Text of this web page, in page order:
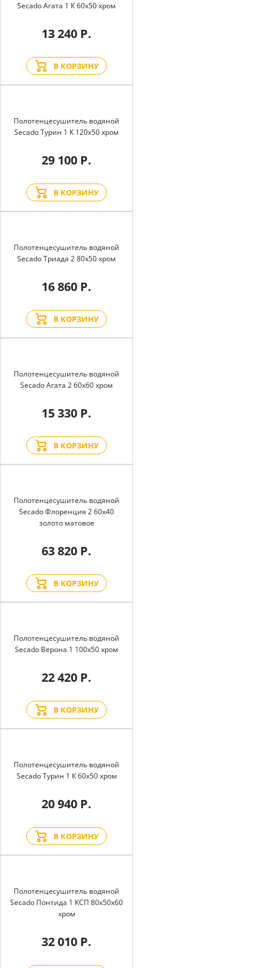
Secado Агата 1 К 60x50 хром
13 240 Р.
В КОРЗИНУ
Полотенцесушитель водяной
Secado Турин 1 К 120x50 хром
29 100 Р.
В КОРЗИНУ
Полотенцесушитель водяной
Secado Триада 2 80x50 хром
16 860 Р.
В КОРЗИНУ
Полотенцесушитель водяной
Secado Агата 2 60x60 хром
15 330 Р.
В КОРЗИНУ
Полотенцесушитель водяной
Secado Флоренция 2 60x40
золото матовое
63 820 Р.
В КОРЗИНУ
Полотенцесушитель водяной
Secado Верона 1 100x50 хром
22 420 Р.
В КОРЗИНУ
Полотенцесушитель водяной
Secado Турин 1 К 60x50 хром
20 940 Р.
В КОРЗИНУ
Полотенцесушитель водяной
Secado Понтида 1 КСП 80x50x60
хром
32 010 Р.